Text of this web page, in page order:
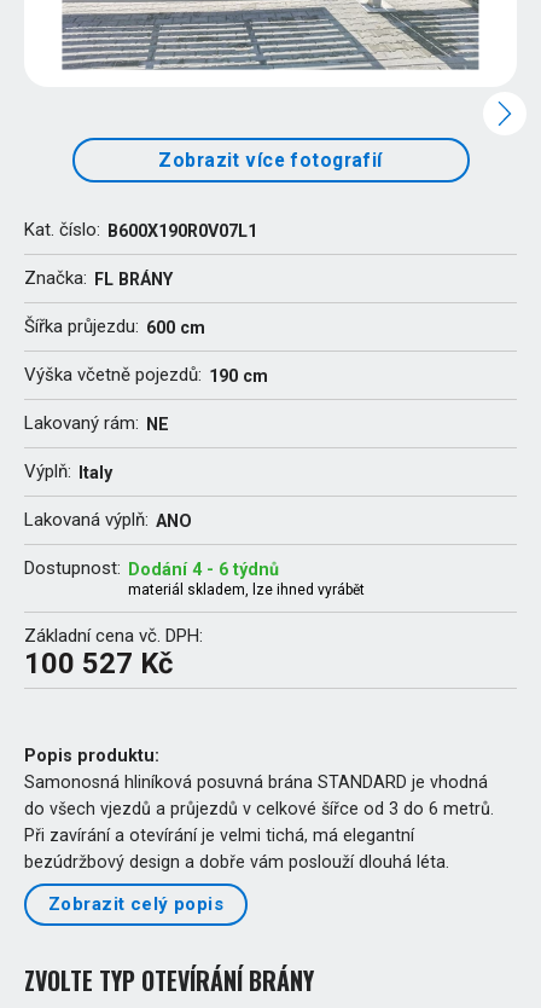
Zobrazit více fotografií
Kat. číslo: B600X190R0V07L1
Značka: FL BRÁNY
Šířka průjezdu: 600 cm
Výška včetně pojezdů: 190 cm
Lakovaný rám: NE
Výplň: Italy
Lakovaná výplň: ANO
Dostupnost: Dodání 4 - 6 týdnů
materiál skladem, lze ihned vyrábět
Základní cena vč. DPH:
100 527 Kč
Popis produktu:
Samonosná hliníková posuvná brána STANDARD je vhodná
do všech vjezdů a průjezdů v celkové šířce od 3 do 6 metrů.
Při zavírání a otevírání je velmi tichá, má elegantní
bezúdržbový design a dobře vám poslouží dlouhá léta.
Zobrazit celý popis
ZVOLTE TYP OTEVÍRÁNÍ BRÁNY